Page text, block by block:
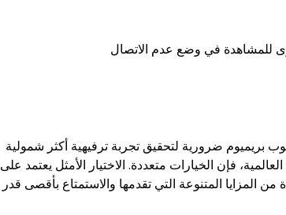
ضرورية لتحقيق تجربة ترفيهية أكثر شمولية
فإن الخيارات متعددة. الاختيار الأمثل يعتمد على
المزايا المتنوعة التي تقدمها والاستمتاع بأقصى قدر